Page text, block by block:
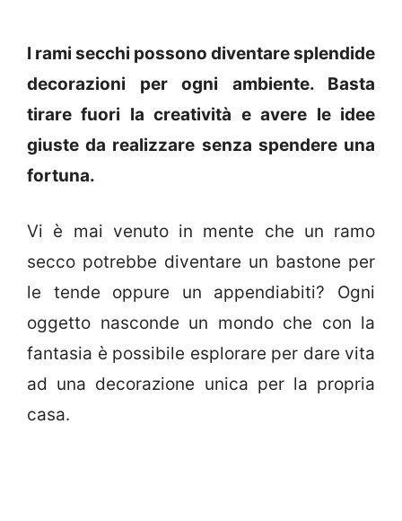
I rami secchi possono diventare splendide
decorazioni per ogni ambiente. Basta
tirare fuori la creatività e avere le idee
giuste da realizzare senza spendere una
fortuna.
Vi è mai venuto in mente che un ramo
secco potrebbe diventare un bastone per
le tende oppure un appendiabiti? Ogni
oggetto nasconde un mondo che con la
fantasia è possibile esplorare per dare vita
ad una decorazione unica per la propria
casa.